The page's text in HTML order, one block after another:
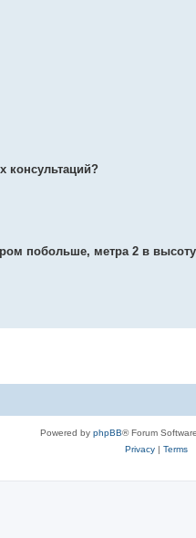
консультаций?
побольше, метра 2 в
Powered by phpBB® Forum
Privacy| Terms